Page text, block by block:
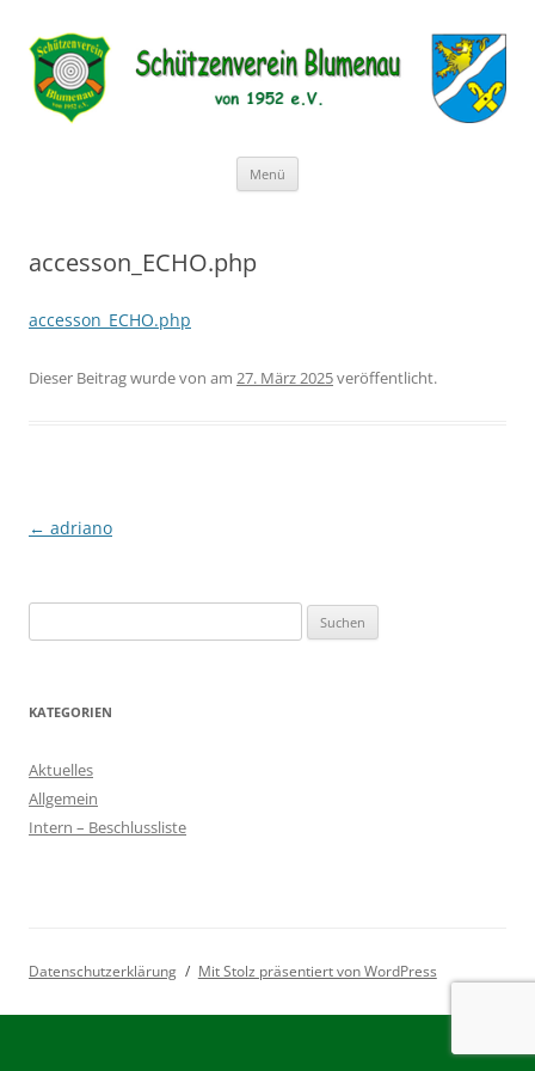
Schützenverein Blumenau von
1952 e.V.
Menü
accesson_ECHO.php
accesson_ECHO.php
Dieser Beitrag wurdevon am 27. März 2025veröffentlicht.
Beitragsnavigation
← adriano
nach:
KATEGORIEN
Aktuelles
Allgemein
Intern – Beschlussliste
Datenschutzerklärung Mit Stolz präsentiert von WordPress